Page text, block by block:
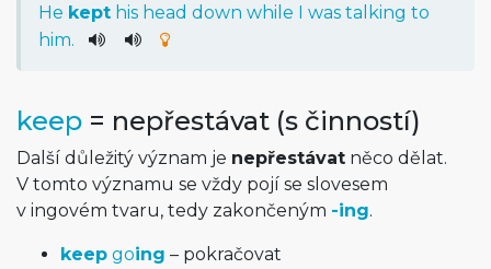
He kept his head down while I was talking to
him.
keep = nepřestávat (s činností)
Další důležitý význam je nepřestávat něco dělat.
V tomto významu se vždy pojí se slovesem
v ingovém tvaru, tedy zakončeným -ing.
keep going – pokračovat